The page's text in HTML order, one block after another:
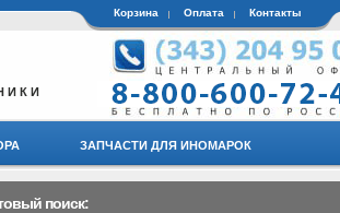
Корзина Оплата Контакты
ЗАПЧАСТИ ДЛЯ ИНОМАРОК
поиск: